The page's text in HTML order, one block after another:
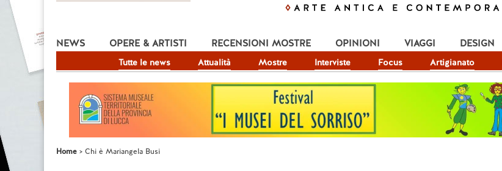
NEWS
Tutte le news Attualità Mostre Interviste Focus Artigianato
OPERE & ARTISTI RECENSIONI MOSTRE OPINIONI VIAGGI DESIGN
Home Chi è Mariangela Busi